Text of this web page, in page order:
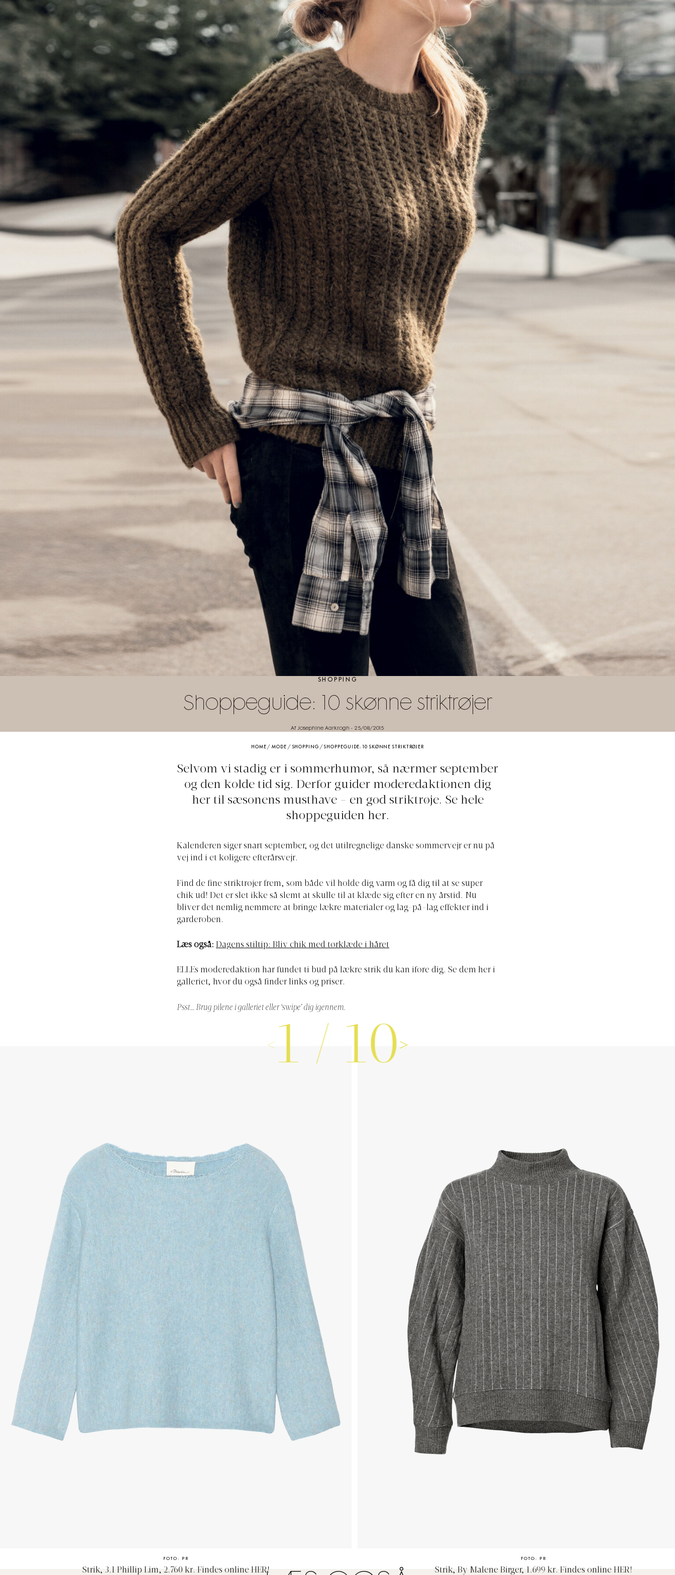
SHOPPING
Shoppeguide: 10 skønne striktrøjer
Af Josephine Aarkrogh - 25/08/2015
HOME /MODE / SHOPPING /SHOPPEGUIDE: 10 SKØNNE STRIKTRØJER
Selvom vi stadig er i sommerhumør, så nærmer september
og den kolde tid sig. Derfor guider moderedaktionen dig
her til sæsonens musthave - en god striktrøje. Se hele
shoppeguiden her.
Kalenderen siger snart september, og det utilregnelige danske sommervejr er nu på
vej ind i et køligere efterårsvejr.
Find de fine striktrøjer frem, som både vil holde dig varm og få dig til at se super
chik ud! Det er slet ikke så slemt at skulle til at klæde sig efter en ny årstid. Nu
bliver det nemlig nemmere at bringe lækre materialer og lag-på-lag effekter ind i
garderoben.
Læs også: Dagens stiltip: Bliv chik med tørklæde i håret
ELLEs moderedaktion har fundet ti bud på lækre strik du kan iføre dig. Se dem her i
galleriet, hvor du også finder links og priser.
Psst… Brug pilene i galleriet eller ‘swipe’ dig igennem.
1 / 10
FOTO: PR
Strik, 3.1 Phillip Lim, 2.760 kr. Findes online HER!
FOTO: PR
Strik, By Malene Birger, 1.699 kr. Findes online HER!